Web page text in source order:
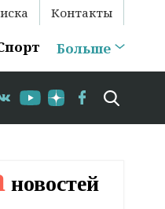
Контакты
Больше
закрывается
новостей